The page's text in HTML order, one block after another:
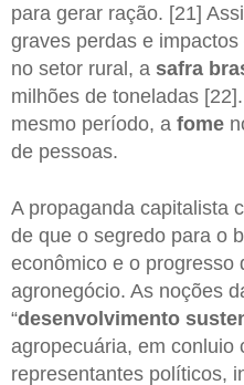
para gerar ração. [21]
graves perdas e
no setor rural, a safra
milhões de toneladas
mesmo período, a fome
de pessoas.
A propaganda capitalista
de que o segredo para o
econômico e o progresso
agronegócio. As noções
“desenvolvimento
agropecuária, em conluio
representantes políticos,